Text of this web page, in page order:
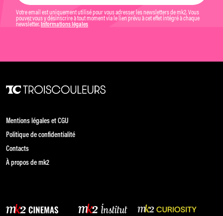
Votre email est uniquement utilisé pour vous adresser les newsletters de mk2. Vous
pouvez vous y désinscrire à tout moment via le lien prévu à cet effet intégré à chaque
newsletter. Informations légales
Mentions légales et CGU
Politique de confidentialité
Contacts
À propos de mk2